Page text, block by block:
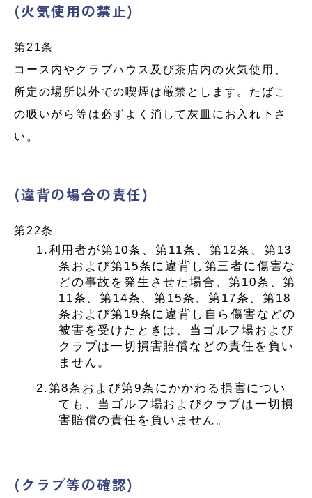
(火気使用の禁止)
第21条
コース内やクラブハウス及び茶店内の火気使用、
所定の場所以外での喫煙は厳禁とします。たばこ
の吸いがら等は必ずよく消して灰皿にお入れ下さ
い。
(違背の場合の責任)
第22条
1.利用者が第10条、第11条、第12条、第13
条および第15条に違背し第三者に傷害な
どの事故を発生させた場合、第10条、第
11条、第14条、第15条、第17条、第18
条および第19条に違背し自ら傷害などの
被害を受けたときは、当ゴルフ場および
クラブは一切損害賠償などの責任を負い
ません。
2.第8条および第9条にかかわる損害につい
ても、当ゴルフ場およびクラブは一切損
害賠償の責任を負いません。
(クラブ等の確認)